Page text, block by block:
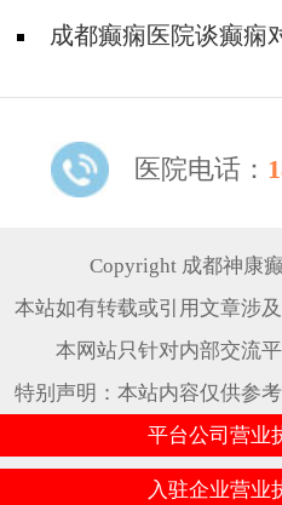
害吗?成都癫痫医院谈癫痫
医院电话：
Copyright 成都神康
本站如有转载或引用文章涉
本网站只针对内部交流
特别声明：本站内容仅供参
平台公司营业
入驻企业营业